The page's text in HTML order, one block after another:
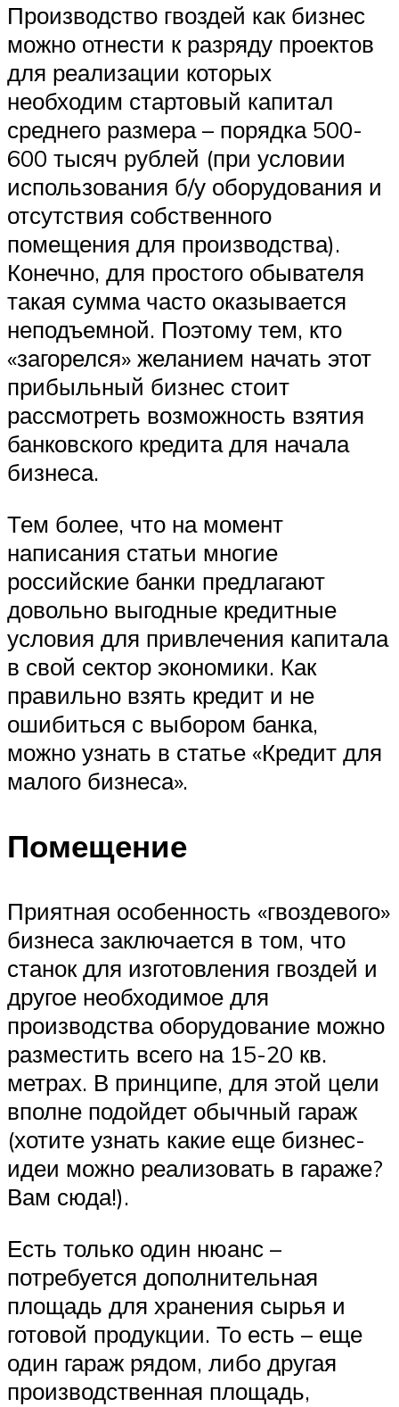
Производство гвоздей как бизнес
можно отнести к разряду проектов
для реализации которых
необходим стартовый капитал
среднего размера – порядка 500-
600 тысяч рублей (при условии
использования б/у оборудования и
отсутствия собственного
помещения для производства).
Конечно, для простого обывателя
такая сумма часто оказывается
неподъемной. Поэтому тем, кто
«загорелся» желанием начать этот
прибыльный бизнес стоит
рассмотреть возможность взятия
банковского кредита для начала
бизнеса.
Тем более, что на момент
написания статьи многие
российские банки предлагают
довольно выгодные кредитные
условия для привлечения капитала
в свой сектор экономики. Как
правильно взять кредит и не
ошибиться с выбором банка,
можно узнать в статье «Кредит для
малого бизнеса».
Помещение
Приятная особенность «гвоздевого»
бизнеса заключается в том, что
станок для изготовления гвоздей и
другое необходимое для
производства оборудование можно
разместить всего на 15-20 кв.
метрах. В принципе, для этой цели
вполне подойдет обычный гараж
(хотите узнать какие еще бизнес-
идеи можно реализовать в гараже?
Вам сюда!).
Есть только один нюанс –
потребуется дополнительная
площадь для хранения сырья и
готовой продукции. То есть – еще
один гараж рядом, либо другая
производственная площадь,